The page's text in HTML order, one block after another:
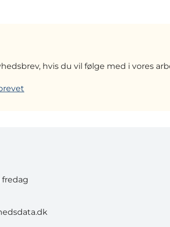
hvis du vil følge med i vores
fredag